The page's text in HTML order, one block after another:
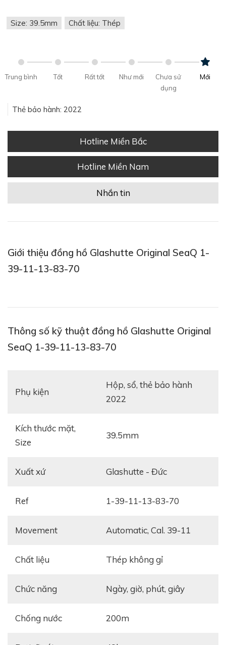
Size: 39.5mm Chất liệu: Thép
Trung bình Tốt Rất tốt Như mới
Chưa sử
dụng
Mới
Thẻ bảo hành: 2022
Hotline Miền Bắc
Hotline Miền Nam
Nhắn tin
Giới thiệu đồng hồ Glashutte Original SeaQ 1-
39-11-13-83-70
Thông số kỹ thuật đồng hồ Glashutte Original
SeaQ 1-39-11-13-83-70
Phụ kiện
Hộp, sổ, thẻ bảo hành
2022
Kích thước mặt,
Size
39.5mm
Xuất xứ Glashutte - Đức
Ref 1-39-11-13-83-70
Movement Automatic, Cal. 39-11
Chất liệu Thép không gỉ
Chức năng ngày, giờ, phút, giây
Chống nước 200m